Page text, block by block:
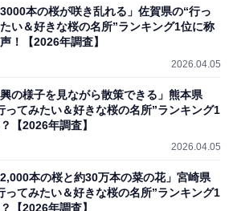
3000本の桜が咲き乱れる」佐賀県の“行っ
い＆好きな桜の名所”ランキング1位に称
！【2026年調査】
2026.04.05
興の様子を見ながら散策できる」熊本県
ってみたい＆好きな桜の名所”ランキング1
【2026年調査】
2026.04.05
2,000本の桜と約30万本の菜の花」宮崎県
ってみたい＆好きな桜の名所”ランキング1
【2026年調査】